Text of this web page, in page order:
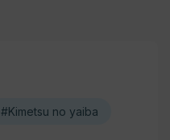
#Kimetsu no yaiba